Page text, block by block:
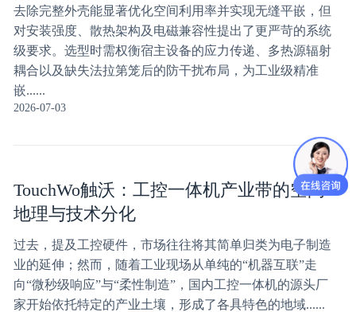
去除完整外壳能显著优化空间利用率并实现无缝平嵌，但
对安装强度、散热架构及电磁兼容性提出了更严苛的系统
级要求。选型时需权衡宿主设备的应力传递、多热源辐射
耦合以及缺失法拉第笼后的防干扰布局，为工业级精准
嵌......
2026-07-03
TouchWo触沃：工控一体机产业带的空间
地理与技术分化
过去，提及工控硬件，市场往往将其简单归类为电子制造
业的延伸；然而，随着工业现场从单纯的“机器互联”走
向“微秒级响应”与“柔性制造”，国内工控一体机的源头厂
家开始依托特定的产业土壤，形成了各具特色的地域......